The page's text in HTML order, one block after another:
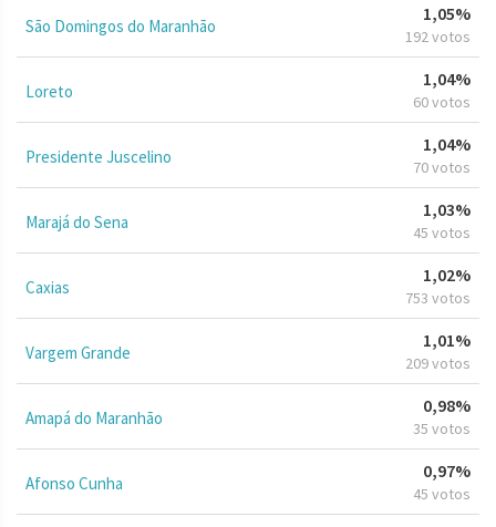
São Domingos do Maranhão
1,05%
192 votos
Loreto
1,04%
60 votos
Presidente Juscelino
1,04%
70 votos
Marajá do Sena
1,03%
45 votos
Caxias
1,02%
753 votos
Vargem Grande
1,01%
209 votos
Amapá do Maranhão
0,98%
35 votos
Afonso Cunha
0,97%
45 votos